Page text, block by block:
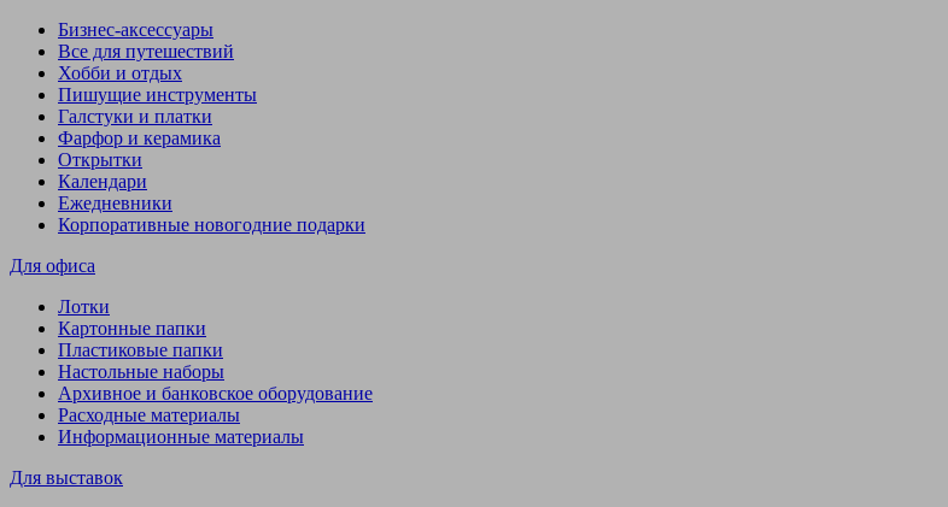
Бизнес-аксессуары
Все для путешествий
Хобби и отдых
Пишущие инструменты
Галстуки и платки
Фарфор и керамика
Открытки
Календари
Ежедневники
Корпоративные новогодние подарки
Для офиса
Лотки
Картонные папки
Пластиковые папки
Настольные наборы
Архивное и банковское оборудование
Расходные материалы
Информационные материалы
Для выставок